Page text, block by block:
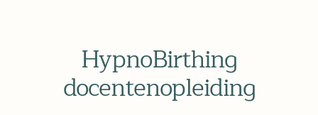
HypnoBirthing
docentenopleiding